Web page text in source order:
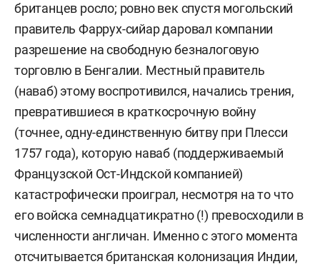
британцев росло; ровно век спустя могольский
правительФаррух-сийардаровал компании
разрешение на свободную безналоговую
торговлю в Бенгалии. Местный правитель
(наваб) этому воспротивился, начались трения,
превратившиеся в краткосрочную войну
(точнее, одну-единственную битву при Плесси
1757 года), которую наваб (поддерживаемый
Французской Ост-Индской компанией)
катастрофически проиграл, несмотря на то что
его войска семнадцатикратно (!) превосходили в
численности англичан. Именно с этого момента
отсчитывается британская колонизация Индии,